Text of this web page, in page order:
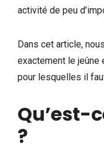
activité de peu
Dans cet article,
exactement le
pour lesquelles il
Qu’est-
?